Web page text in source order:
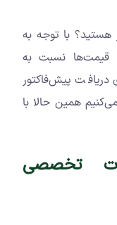
هستید؟ با توجه به
قیمت‌ها نسبت به
پیش‌فاکتور
همین حالا با
تخصصی